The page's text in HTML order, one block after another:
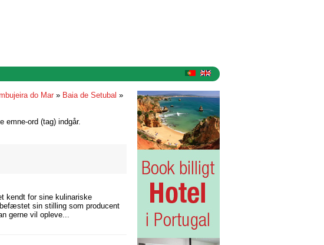
do Mar » Baia de Setubal »
emne-ord (tag) indgår.
kendt for sine kulinariske
sin stilling som producent
gerne vil opleve...